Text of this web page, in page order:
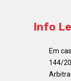
Info
Em
144/